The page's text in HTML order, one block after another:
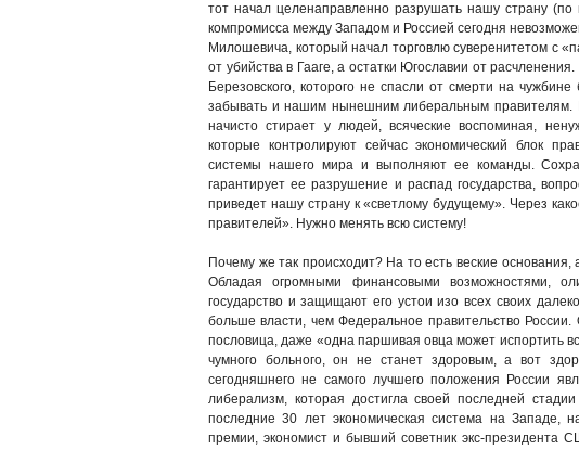
тот начал целенаправленно разрушать нашу страну
компромисса между Западом и Россией сегодня
Милошевича, который начал торговлю суверенитетом с
от убийства в Гааге, а остатки Югославии от
Березовского, которого не спасли от смерти на
забывать и нашим нынешним либеральным правителям.
начисто стирает у людей, всяческие воспоминая,
которые контролируют сейчас экономический блок
системы нашего мира и выполняют ее команды.
гарантирует ее разрушение и распад государства,
приведет нашу страну к «светлому будущему». Через
правителей». Нужно менять всю систему!
Почему же так происходит? На то есть веские
Обладая огромными финансовыми возможностями,
государство и защищают его устои изо всех своих
больше власти, чем Федеральное правительство России.
пословица, даже «одна паршивая овца может испортить
чумного больного, он не станет здоровым, а вот
сегодняшнего не самого лучшего положения России
либерализм, которая достигла своей последней
последние 30 лет экономическая система на Западе,
премии, экономист и бывший советник экс-